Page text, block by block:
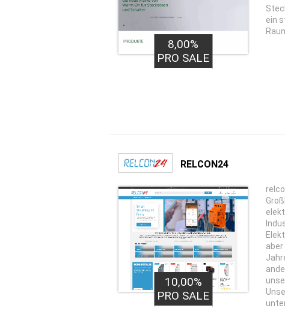
8,00%
PRO SALE
ein
RELCON24
10,00%
PRO SALE